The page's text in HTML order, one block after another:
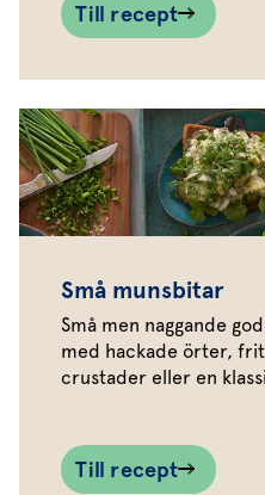
Till recept
Små munsbitar
Små men naggande
med hackade örter,
crustader eller en
Till recept